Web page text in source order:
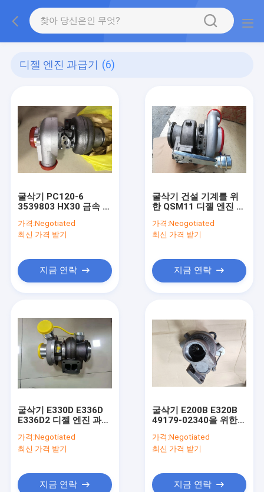
디젤 엔진 과급기 (6)
굴삭기 PC120-6
3539803 HX30 금속 재
엔진 과급기
가격:Negotiated
최신 가격 받기
지금 연락
굴삭기 건설 기계를 위
한 QSM11 디젤 엔진 과
가격:Neogotiated
최신 가격 받기
지금 연락
굴삭기 E330D E336D
E336D2 디젤 엔진 과급
위한 C9
가격:Negotiated
최신 가격 받기
지금 연락
굴삭기 E200B E320B
49179-02340을 위한
급기
가격:Negotiated
최신 가격 받기
지금 연락